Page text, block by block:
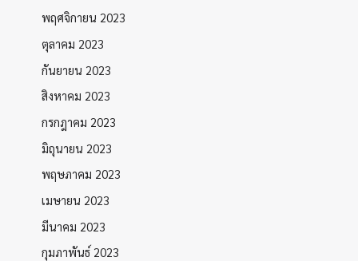
พฤศจิกายน 2023
ตุลาคม 2023
กันยายน 2023
สิงหาคม 2023
กรกฎาคม 2023
มิถุนายน 2023
พฤษภาคม 2023
เมษายน 2023
มีนาคม 2023
กุมภาพันธ์ 2023